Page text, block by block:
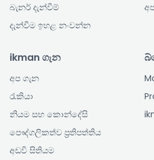
බැනර් දැන්වීම්
දැන්වීම ඉහළ නංවන්න
ikman ගැන
අප ගැන
රැකියා
නියම සහ කොන්දේසි
පෞද්ගලිකත්ව ප්‍රතිපත්තිය
අඩවි සිතියම